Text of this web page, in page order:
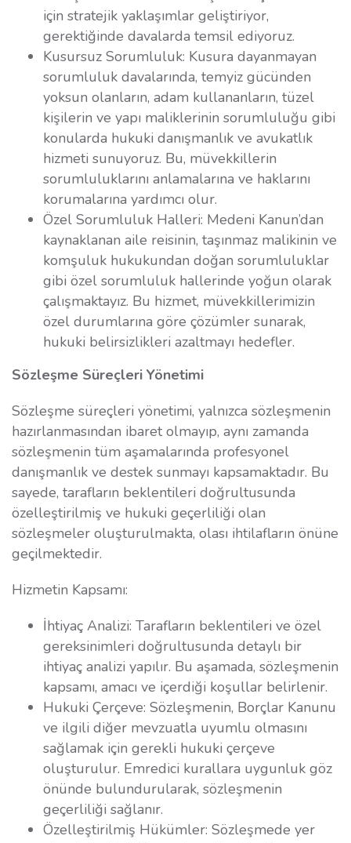
için stratejik yaklaşımlar geliştiriyor,
gerektiğinde davalarda temsil ediyoruz.
Kusursuz Sorumluluk: Kusura dayanmayan
sorumluluk davalarında, temyiz gücünden
yoksun olanların, adam kullananların, tüzel
kişilerin ve yapı maliklerinin sorumluluğu gibi
konularda hukuki danışmanlık ve avukatlık
hizmeti sunuyoruz. Bu, müvekkillerin
sorumluluklarını anlamalarına ve haklarını
korumalarına yardımcı olur.
Özel Sorumluluk Halleri: Medeni Kanun’dan
kaynaklanan aile reisinin, taşınmaz malikinin ve
komşuluk hukukundan doğan sorumluluklar
gibi özel sorumluluk hallerinde yoğun olarak
çalışmaktayız. Bu hizmet, müvekkillerimizin
özel durumlarına göre çözümler sunarak,
hukuki belirsizlikleri azaltmayı hedefler.
Sözleşme Süreçleri Yönetimi
Sözleşme süreçleri yönetimi, yalnızca sözleşmenin
hazırlanmasından ibaret olmayıp, aynı zamanda
sözleşmenin tüm aşamalarında profesyonel
danışmanlık ve destek sunmayı kapsamaktadır. Bu
sayede, tarafların beklentileri doğrultusunda
özelleştirilmiş ve hukuki geçerliliği olan
sözleşmeler oluşturulmakta, olası ihtilafların önüne
geçilmektedir.
Hizmetin Kapsamı:
İhtiyaç Analizi: Tarafların beklentileri ve özel
gereksinimleri doğrultusunda detaylı bir
ihtiyaç analizi yapılır. Bu aşamada, sözleşmenin
kapsamı, amacı ve içerdiği koşullar belirlenir.
Hukuki Çerçeve: Sözleşmenin, Borçlar Kanunu
ve ilgili diğer mevzuatla uyumlu olmasını
sağlamak için gerekli hukuki çerçeve
oluşturulur. Emredici kurallara uygunluk göz
önünde bulundurularak, sözleşmenin
geçerliliği sağlanır.
Özelleştirilmiş Hükümler: Sözleşmede yer